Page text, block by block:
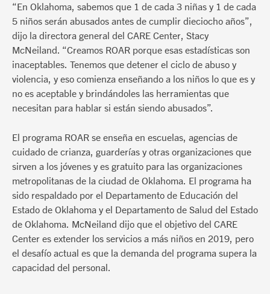
“En Oklahoma, sabemos que 1 de cada 3 niñas y 1 de cada
5 niños serán abusados antes de cumplir dieciocho años”,
dijo la directora general del CARE Center, Stacy
McNeiland. “Creamos ROAR porque esas estadísticas son
inaceptables. Tenemos que detener el ciclo de abuso y
violencia, y eso comienza enseñando a los niños lo que es y
no es aceptable y brindándoles las herramientas que
necesitan para hablar si están siendo abusados”.
El programa ROAR se enseña en escuelas, agencias de
cuidado de crianza, guarderías y otras organizaciones que
sirven a los jóvenes y es gratuito para las organizaciones
metropolitanas de la ciudad de Oklahoma. El programa ha
sido respaldado por el Departamento de Educación del
Estado de Oklahoma y el Departamento de Salud del Estado
de Oklahoma. McNeiland dijo que el objetivo del CARE
Center es extender los servicios a más niños en 2019, pero
el desafío actual es que la demanda del programa supera la
capacidad del personal.